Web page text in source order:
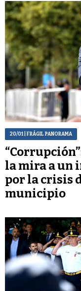
20/01| FRÁGIL PANORAMA
la mira a un
por la crisis
municipio